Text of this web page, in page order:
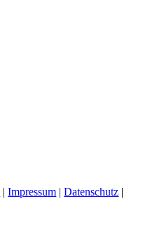
|Impressum |Datenschutz |